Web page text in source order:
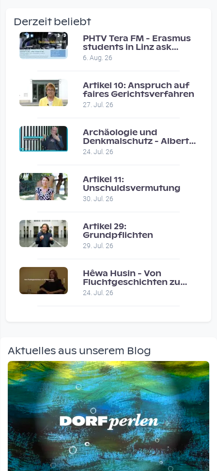
Vor 2 weeks 2 days
Coole Sendung, tolle…
Vor 1 month 1 week
Eure Show war super :-)…
Vor 1 month 2 weeks
Derzeit beliebt
PHTV Tera FM - Erasmus
students in Linz ask
people on road for
recommendations
6. Aug. 26
Artikel 10: Anspruch auf
faires Gerichtsverfahren
27. Jul. 26
Archäologie und
Denkmalschutz - Albert
Neugebauer / Studio
24. Jul. 26
Artikel 11:
Unschuldsvermutung
30. Jul. 26
Artikel 29:
Grundpflichten
29. Jul. 26
Hêwa Husin - Von
Fluchtgeschichten zu
Erfolgsstories
24. Jul. 26
Aktuelles aus unserem Blog